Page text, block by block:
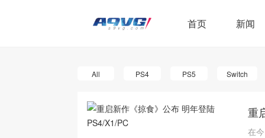
首页 新闻
All PS4 PS5 Switch
重
在